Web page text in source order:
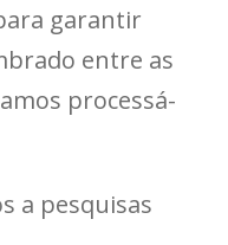
garantir
entre as
processá-
a pesquisas